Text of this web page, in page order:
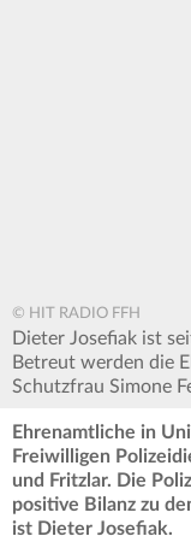
© HIT RADIO FFH
Dieter Josefiak ist
Betreut werden die
Schutzfrau Simone
Ehrenamtliche in
Freiwilligen
und Fritzlar. Die
positive Bilanz zu
ist Dieter Josefiak.